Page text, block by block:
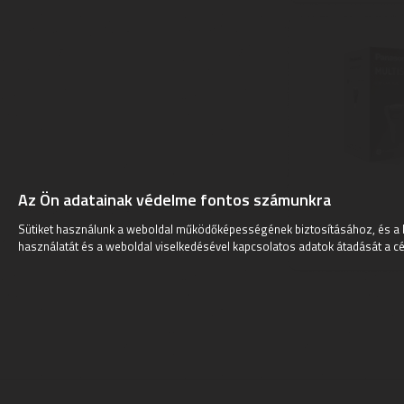
Az Ön adatainak védelme fontos számunkra
Sütiket használunk a weboldal működőképességének biztosításához, és
használatát és a weboldal viselkedésével kapcsolatos adatok átadását